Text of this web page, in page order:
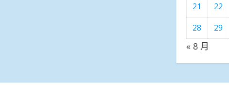
21
22
28
29
« 8 月